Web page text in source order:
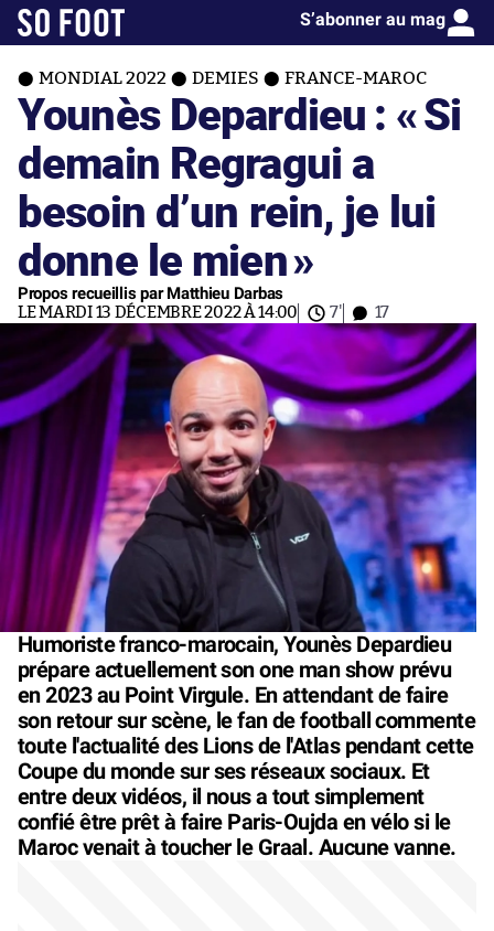
S’abonner au mag
MONDIAL 2022 DEMIES FRANCE-MAROC
Younès Depardieu : «Si
demain Regragui a
besoin d’un rein, je lui
donne le mien»
Propos recueillis par Matthieu Darbas
LE MARDI 13 DÉCEMBRE 2022 À 14:00 7' 17
Humoriste franco-marocain, Younès Depardieu
prépare actuellement son one man show prévu
en 2023 au Point Virgule. En attendant de faire
son retour sur scène, le fan de football commente
toute l'actualité des Lions de l'Atlas pendant cette
Coupe du monde sur ses réseaux sociaux. Et
entre deux vidéos, il nous a tout simplement
confié être prêt à faire Paris-Oujda en vélo si le
Maroc venait à toucher le Graal. Aucune vanne.